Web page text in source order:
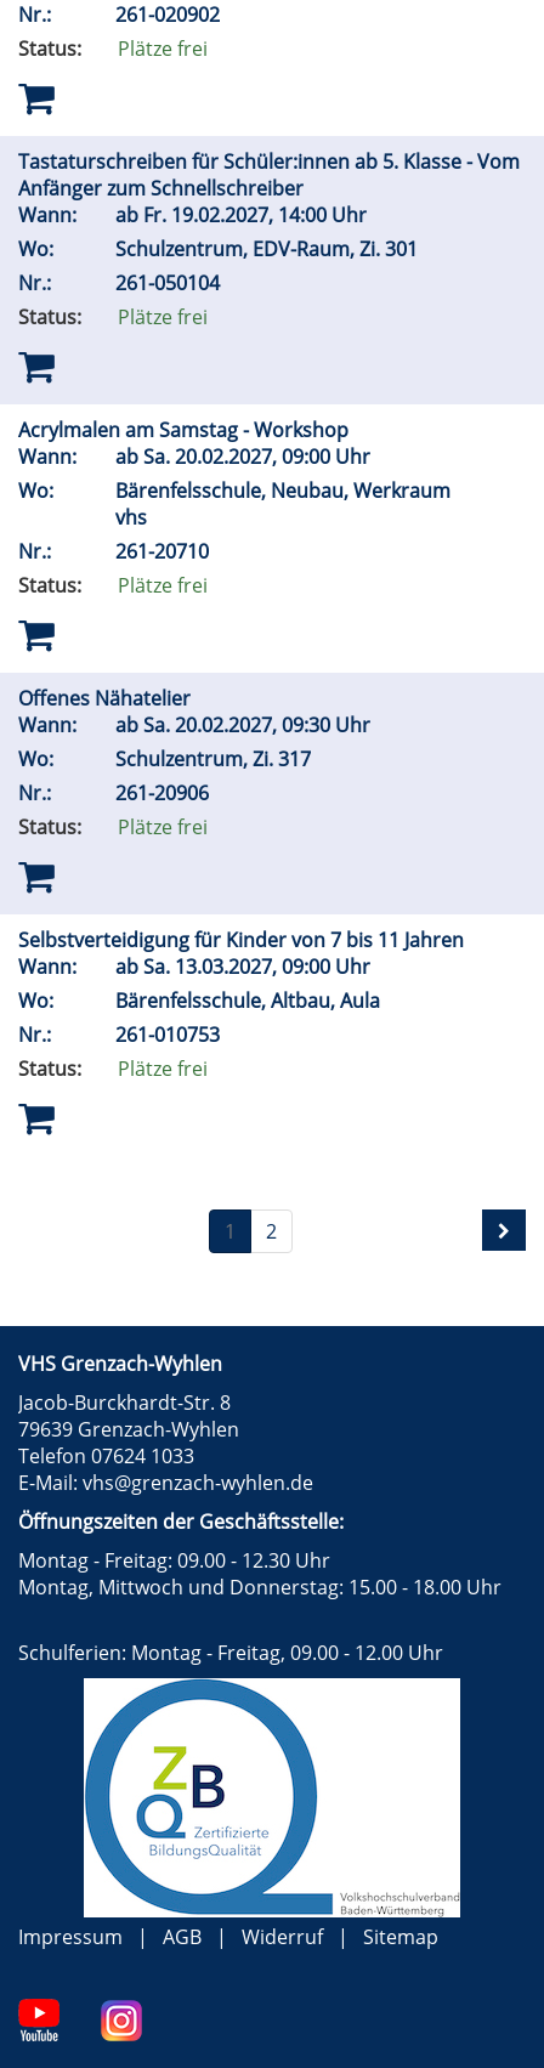
Nr.:
261-020902
Status:
Plätze frei
Tastaturschreiben für Schüler:innen ab 5. Klasse - Vom
Anfänger zum Schnellschreiber
Wann:
ab Fr. 19.02.2027, 14:00 Uhr
Wo:
Schulzentrum, EDV-Raum, Zi. 301
Nr.:
261-050104
Status:
Plätze frei
Acrylmalen am Samstag - Workshop
Wann:
abSa.20.02.2027, 09:00 Uhr
Wo:
Bärenfelsschule, Neubau, Werkraum
vhs
Nr.:
261-20710
Status:
Plätze frei
Offenes Nähatelier
Wann:
abSa.20.02.2027, 09:30 Uhr
Wo:
Schulzentrum, Zi. 317
Nr.:
261-20906
Status:
Plätze frei
Selbstverteidigung für Kinder von 7 bis 11 Jahren
Wann:
abSa. 13.03.2027, 09:00 Uhr
Wo:
Bärenfelsschule, Altbau, Aula
Nr.:
261-010753
Status:
Plätze frei
1 2
VHS Grenzach-Wyhlen
Jacob-Burckhardt-Str. 8
79639 Grenzach-Wyhlen
Telefon 07624 1033
E-Mail: vhs@grenzach-wyhlen.de
Öffnungszeiten der Geschäftsstelle:
Montag - Freitag: 09.00 - 12.30 Uhr
Montag, Mittwoch und Donnerstag: 15.00 - 18.00 Uhr
Schulferien: Montag - Freitag, 09.00 - 12.00 Uhr
Impressum AGB Widerruf Sitemap